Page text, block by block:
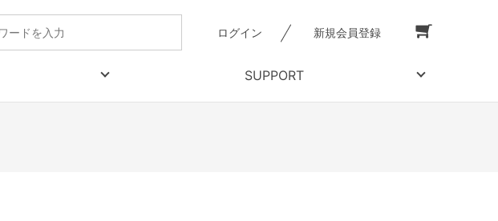
ログイン 新規会員登録
SUPPORT